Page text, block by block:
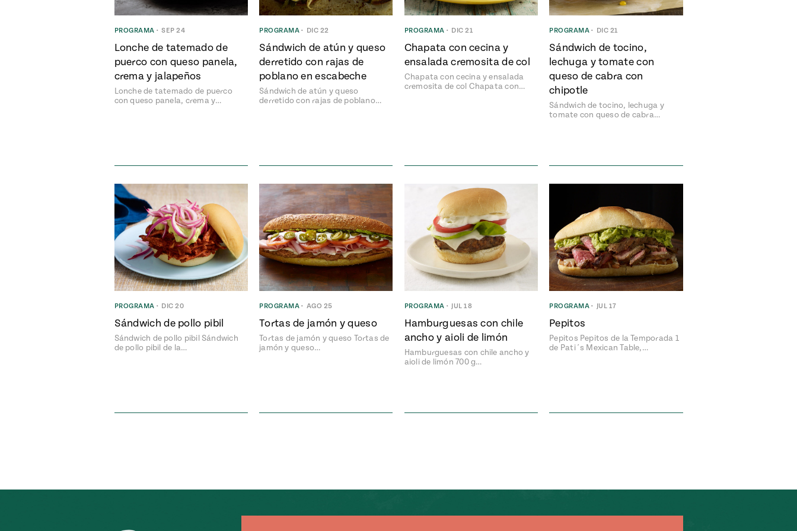
PROGRAMA • SEP 24
Lonche de tatemado de
puerco con queso panela,
crema y jalapeños
Lonche de tatemado de puerco
con queso panela, crema y…
PROGRAMA • DIC 22
Sándwich de atún y queso
derretido con rajas de
poblano en escabeche
Sándwich de atún y queso
derretido con rajas de poblano…
PROGRAMA • DIC 21
Chapata con cecina y
ensalada cremosita de col
Chapata con cecina y ensalada
cremosita de col Chapata con…
PROGRAMA • DIC 21
Sándwich de tocino,
lechuga y tomate con
queso de cabra con
chipotle
Sándwich de tocino, lechuga y
tomate con queso de cabra…
PROGRAMA • DIC 20
Sándwich de pollo pibil
Sándwich de pollo pibil Sándwich
de pollo pibil de la…
PROGRAMA • AGO 25
Tortas de jamón y queso
Tortas de jamón y queso Tortas de
jamón y queso…
PROGRAMA • JUL 18
Hamburguesas con chile
ancho y aioli de limón
Hamburguesas con chile ancho y
aioli de limón 700 g…
PROGRAMA • JUL 17
Pepitos
Pepitos Pepitos de la Temporada 1
de Pati´s Mexican Table,…